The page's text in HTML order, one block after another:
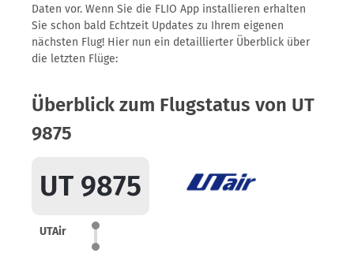
Daten vor. Wenn Sie die FLIO App installieren erhalten
Sie schon bald Echtzeit Updates zu Ihrem eigenen
nächsten Flug! Hier nun ein detaillierter Überblick über
die letzten Flüge:
Überblick zum Flugstatus von UT
9875
UT 9875
UTAir